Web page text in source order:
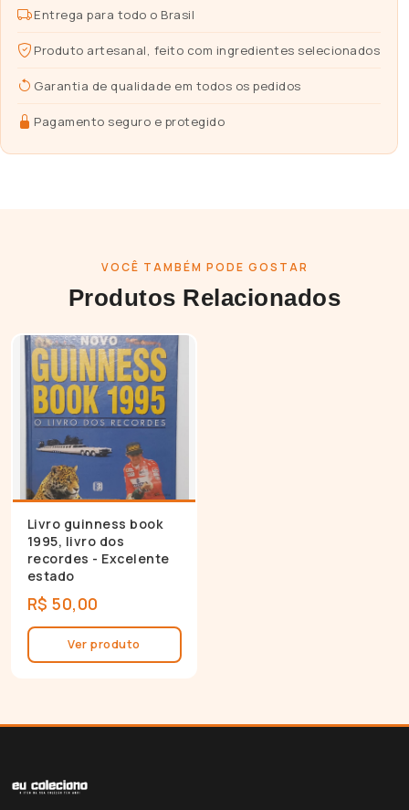
Entrega para todo o Brasil
Produto artesanal, feito com ingredientes selecionados
Garantia de qualidade em todos os pedidos
Pagamento seguro e protegido
VOCÊ TAMBÉM PODE GOSTAR
Produtos Relacionados
Livro guinness book
1995, livro dos
recordes - Excelente
estado
R$ 50,00
Ver produto